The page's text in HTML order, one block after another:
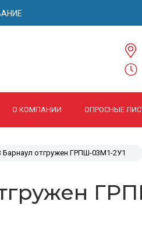
О КОМПАНИИ ОПРОСНЫЕ
Барнаул отгружен ГРПШ-03М1-2У1